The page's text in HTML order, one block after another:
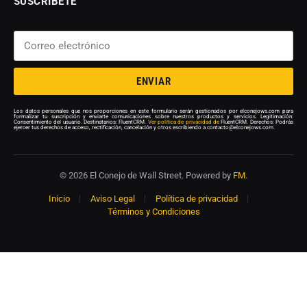
ENVIAR
Los datos personales que nos proporciones en este formulario serán gestionados por elconejows.com para
formalizar tu suscripción y enviarte comunicaciones sobre nuestros productos y servicios. Legitimación:
Consentimiento del usuario. Destinatarios: FluentCRM. Ver política de privacidad de FluentCRM. Derechos: Podrás
ejercer tus derechos de acceso, rectificación, cancelación y otros escribiendo a contacto@elconejows.com.
© 2026 El Conejo de Wall Street. Powered by FM.
Inicio Aviso Legal
Política de privacidad
Términos y Condiciones